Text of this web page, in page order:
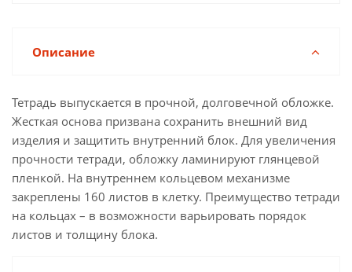
Описание
Тетрадь выпускается в прочной, долговечной обложке.
Жесткая основа призвана сохранить внешний вид
изделия и защитить внутренний блок. Для увеличения
прочности тетради, обложку ламинируют глянцевой
пленкой. На внутреннем кольцевом механизме
закреплены 160 листов в клетку. Преимущество тетради
на кольцах – в возможности варьировать порядок
листов и толщину блока.